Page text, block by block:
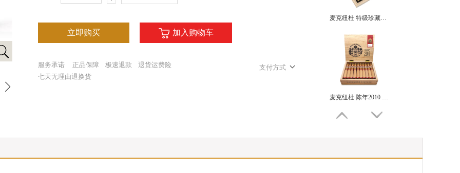
立即购买 加入购物车
服务承诺 正品保障 极速退款
退货运费险
七天无理由退换货
支付方式
麦克纽杜 特级珍藏限量版 指环王2020 MACANUDO GRAN RESERVA LIMITED EDITION 2020